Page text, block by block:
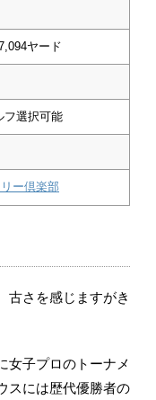
ヤード
フ選択可能
ー倶楽部
古さを感じますがき
女子プロのトーナメ
スには歴代優勝者の